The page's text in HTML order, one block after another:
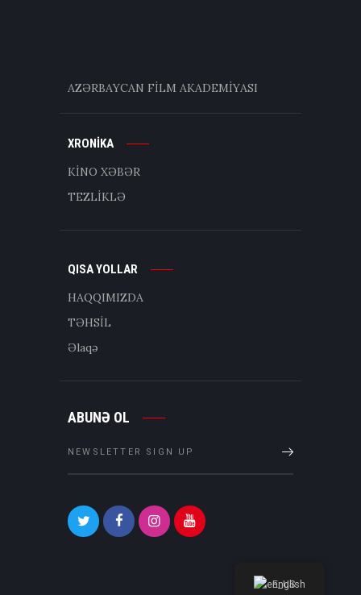
AZƏRBAYCAN FİLM AKADEMİYASI
XRONİKA
KİNO XƏBƏR
TEZLİKLƏ
QISA YOLLAR
HAQQIMIZDA
TƏHSİL
Əlaqə
ABUNƏ OL
English